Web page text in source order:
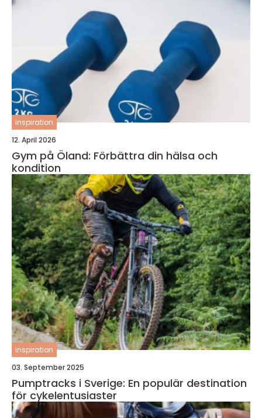
inspiration
12. April 2026
Gym på Öland: Förbättra din hälsa och
kondition
inspiration
03. September 2025
Pumptracks i Sverige: En populär destination
för cykelentusiaster